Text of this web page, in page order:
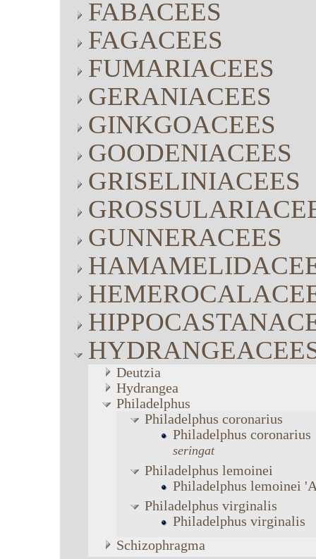
FABACEES
FAGACEES
FUMARIACEES
GERANIACEES
GINKGOACEES
GOODENIACEES
GRISELINIACEES
GUNNERACEES
Deutzia
Hydrangea
Philadelphus
Philadelphus coronarius
Philadelphus coronarius
seringat
Philadelphus lemoinei
Philadelphus lemoinei
Philadelphus virginalis
Philadelphus virginalis
Schizophragma